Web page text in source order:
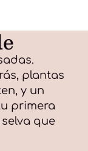
plantas
y un
primera
que